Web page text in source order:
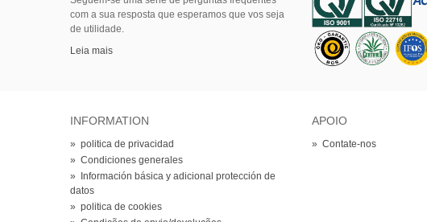
com a sua resposta que esperamos que vos seja
de utilidade.
Leia mais
INFORMATION
» politica de privacidad
» Condiciones generales
» Información básica y adicional protección de
datos
» politica de cookies
APOIO
» Contate-nos